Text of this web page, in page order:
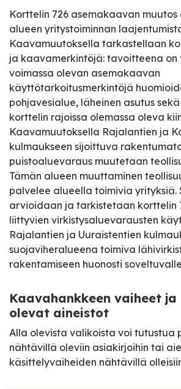
Korttelin 726 asemakaavan muutos
alueen yritystoiminnan
Kaavamuutoksella tarkastellaan
ja kaavamerkintöjä: tavoitteena on
voimassa olevan asemakaavan
käyttötarkoitusmerkintöjä
pohjavesialue, läheinen asutus
korttelin rajoissa olemassa oleva
Kaavamuutoksella Rajalantien ja
kulmaukseen sijoittuva
puistoaluevaraus muutetaan
Tämän alueen muuttaminen
palvelee alueella toimivia yrityksiä.
arvioidaan ja tarkistetaan korttelin
liittyvien virkistysaluevarausten
Rajalantien ja Uuraistentien
suojaviheralueena toimiva
rakentamiseen huonosti
Kaavahankkeen vaiheet
olevat aineistot
Alla olevista valikoista voi tutustua
nähtävillä oleviin asiakirjoihin tai
käsittelyvaiheiden nähtävillä